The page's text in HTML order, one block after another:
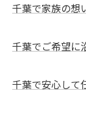
千葉で家族の想
千葉でご希望に
千葉で安心して